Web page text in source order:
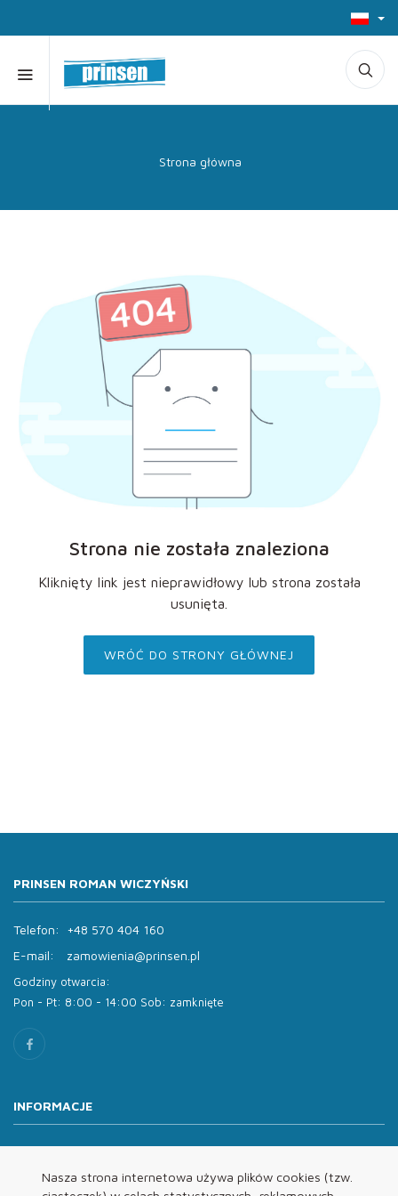
Nasza strona internetowa używa plików cookies (tzw.
Strona główna
Strona nie została znaleziona
Kliknięty link jest nieprawidłowy lub strona została
usunięta.
WRÓĆ DO STRONY GŁÓWNEJ
PRINSEN ROMAN WICZYŃSKI
Telefon:
+48 570 404 160
E-mail:
zamowienia@prinsen.pl
Godziny otwarcia:
Pon - Pt: 8:00 - 14:00 Sob: zamknięte
INFORMACJE
Oferta